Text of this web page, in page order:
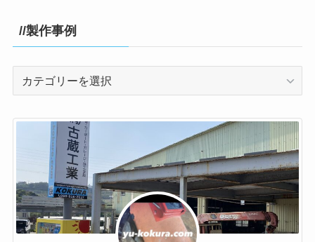
//製作事例
事